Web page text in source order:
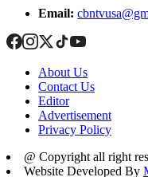
Email:
About Us
Contact Us
Editor
Advertisement
Privacy Policy
@ Copyright all right
Website Developed By